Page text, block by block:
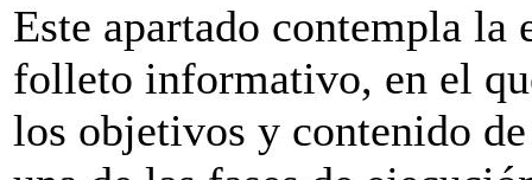
Este apartado contempla
folleto informativo, en el
los objetivos y contenido